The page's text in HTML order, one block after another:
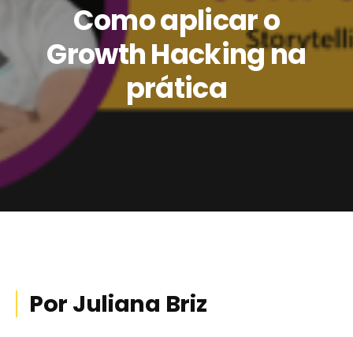
Como aplicar o
Growth Hacking na
prática
Por Juliana Briz